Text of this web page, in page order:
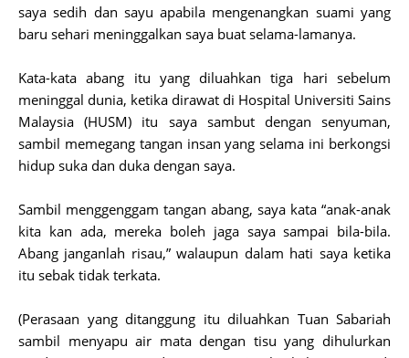
saya sedih dan sayu apabila mengenangkan suami yang
baru sehari meninggalkan saya buat selama-lamanya.
Kata-kata abang itu yang diluahkan tiga hari sebelum
meninggal dunia, ketika dirawat di Hospital Universiti Sains
Malaysia (HUSM) itu saya sambut dengan senyuman,
sambil memegang tangan insan yang selama ini berkongsi
hidup suka dan duka dengan saya.
Sambil menggenggam tangan abang, saya kata “anak-anak
kita kan ada, mereka boleh jaga saya sampai bila-bila.
Abang janganlah risau,” walaupun dalam hati saya ketika
itu sebak tidak terkata.
(Perasaan yang ditanggung itu diluahkan Tuan Sabariah
sambil menyapu air mata dengan tisu yang dihulurkan